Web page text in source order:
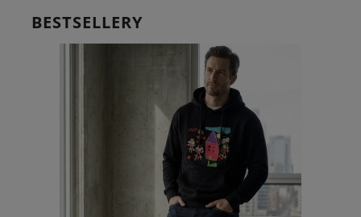
BESTSELLERY